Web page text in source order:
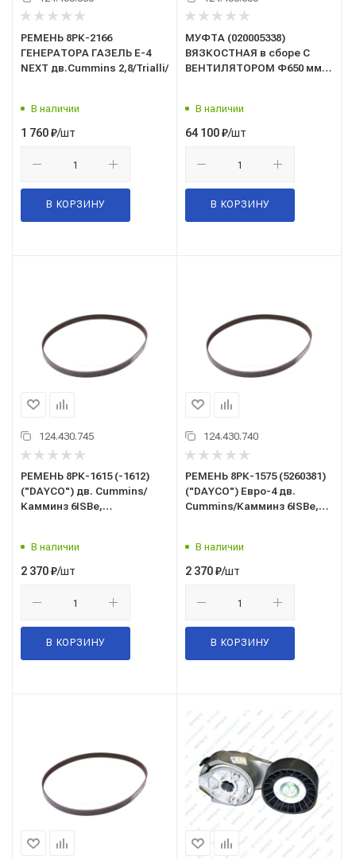
РЕМЕНЬ 8РК-2166
ГЕНЕРАТОРА ГАЗЕЛЬ Е-4
NEXT дв.Cummins 2,8/Trialli/
В наличии
1 760₽/шт
В КОРЗИНУ
МУФТА (020005338)
ВЯЗКОСТНАЯ в сборе С
ВЕНТИЛЯТОРОМ Ф650 мм
6ISBe) (21-500сб)
В наличии
64 100₽/шт
В КОРЗИНУ
124.430.745
РЕМЕНЬ 8РК-1615 (-1612)
("DAYCO") дв. Cummins/
Камминз 6ISBe,
В наличии
2 370₽/шт
В КОРЗИНУ
124.430.740
РЕМЕНЬ 8РК-1575 (5260381)
("DAYCO") Евро-4 дв.
Cummins/Камминз 6ISBe,
В наличии
2 370₽/шт
В КОРЗИНУ